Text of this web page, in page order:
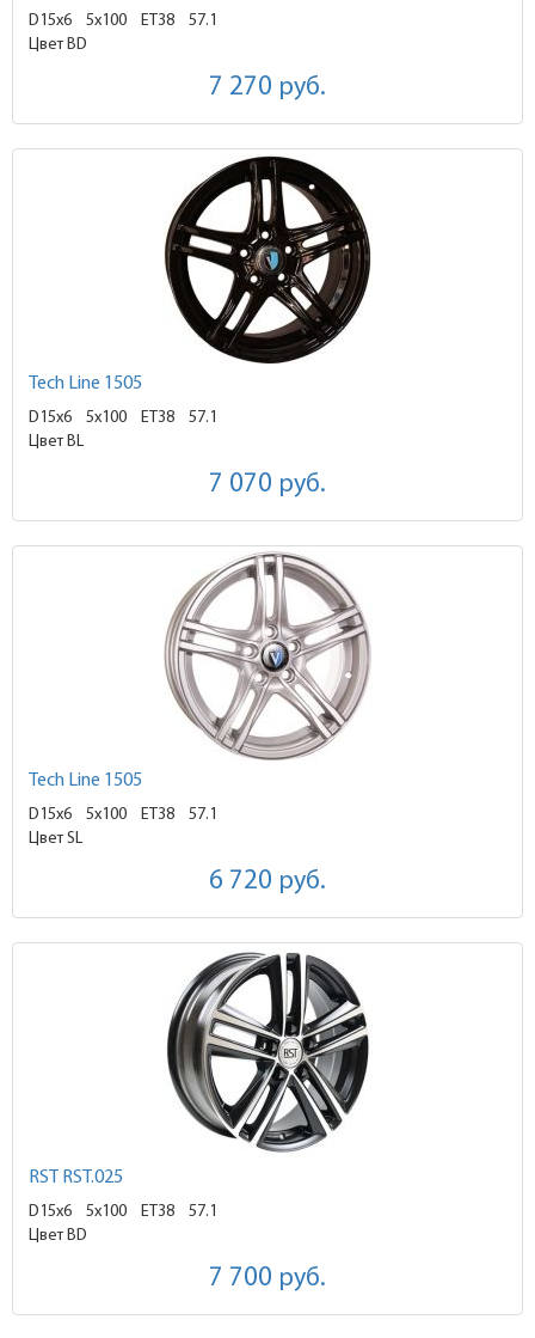
D15x6 5x100 ET38
57.1
Цвет BD
7 270 руб.
Tech Line 1505
D15x6 5x100 ET38
57.1
Цвет BL
7 070 руб.
Tech Line 1505
D15x6 5x100 ET38
57.1
Цвет SL
6 720 руб.
RST RST.025
D15x6 5x100 ET38
57.1
Цвет BD
7 700 руб.